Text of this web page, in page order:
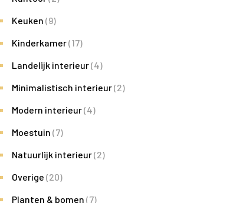
Keuken (9)
Kinderkamer(17)
Landelijk interieur(4)
Minimalistisch interieur(2)
Modern interieur(4)
Moestuin (7)
Natuurlijk interieur(2)
Overige (20)
Planten & bomen (7)